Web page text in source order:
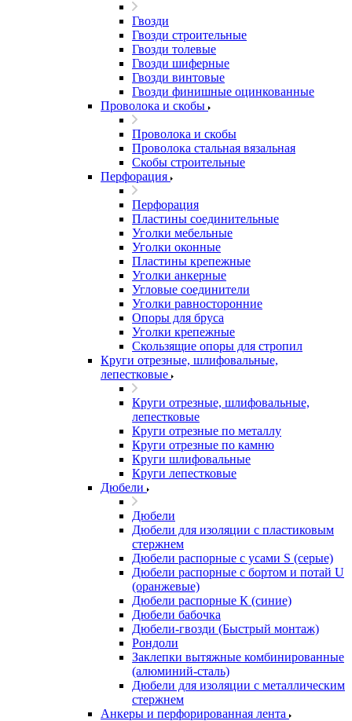
Гвозди
Гвозди строительные
Гвозди толевые
Гвозди шиферные
Гвозди винтовые
Гвозди финишные оцинкованные
Проволока и скобы
Проволока и скобы
Проволока стальная вязальная
Скобы строительные
Перфорация
Перфорация
Пластины соединительные
Уголки мебельные
Уголки оконные
Пластины крепежные
Уголки анкерные
Угловые соединители
Уголки равносторонние
Опоры для бруса
Уголки крепежные
Скользящие опоры для стропил
Круги отрезные, шлифовальные,
лепестковые
Круги отрезные, шлифовальные,
лепестковые
Круги отрезные по металлу
Круги отрезные по камню
Круги шлифовальные
Круги лепестковые
Дюбели
Дюбели
Дюбели для изоляции с пластиковым
стержнем
Дюбели распорные с усами S (серые)
Дюбели распорные c бортом и потай U
(оранжевые)
Дюбели распорные К (синие)
Дюбели бабочка
Дюбели-гвозди (Быстрый монтаж)
Рондоли
Заклепки вытяжные комбинированные
(алюминий-сталь)
Дюбели для изоляции с металлическим
стержнем
Анкеры и перфорированная лента